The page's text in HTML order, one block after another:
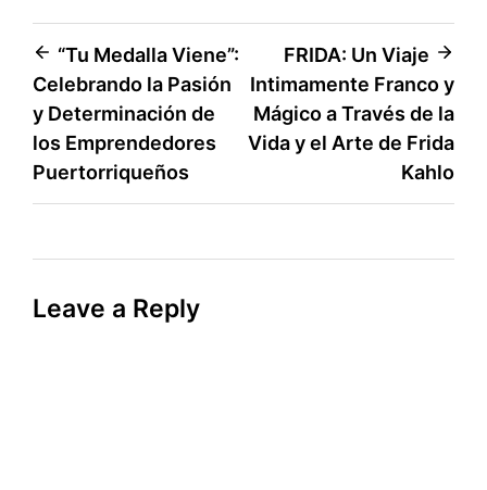
Post
navigation
“Tu Medalla Viene”:
Celebrando la Pasión
y Determinación de
los Emprendedores
Puertorriqueños
FRIDA: Un Viaje
Intimamente Franco y
Mágico a Través de la
Vida y el Arte de Frida
Kahlo
Leave a Reply